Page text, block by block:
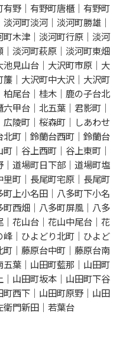
野｜有野町唐櫃｜有野町
河町淡河｜淡河町勝雄｜
木津｜淡河町行原｜淡河
淡河町萩原｜淡河町東畑
池見山台｜大沢町市原｜大
｜大沢町中大沢｜大沢町
尾台｜桂木｜鹿の子台北
甲台｜北五葉｜君影町｜
陵町｜桜森町｜しあわせ
町｜鈴蘭台西町｜鈴蘭台
｜谷上西町｜谷上東町｜
道場町日下部｜道場町塩
町｜長尾町宅原｜長尾町
町上小名田｜八多町下小名
西畑｜八多町屏風｜八多
花山台｜花山中尾台｜花
｜ひよどり北町｜ひよど
｜藤原台中町｜藤原台南
葉｜山田町藍那｜山田町
山田町坂本｜山田町下谷
町西下｜山田町原野｜山田
門新田｜若葉台